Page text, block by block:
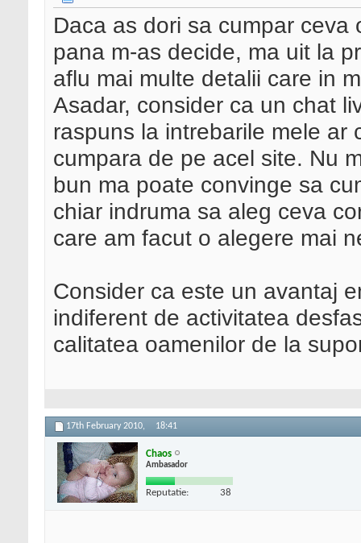
Daca as dori sa cumpar ceva
pana m-as decide, ma uit la
aflu mai multe detalii care in
Asadar, consider ca un chat
raspuns la intrebarile mele ar
cumpara de pe acel site. Nu
bun ma poate convinge sa
chiar indruma sa aleg ceva
care am facut o alegere mai
Consider ca este un avantaj
indiferent de activitatea
calitatea oamenilor de la
17th February 2010, 18:41
Chaos
Ambasador
Reputatie: 38